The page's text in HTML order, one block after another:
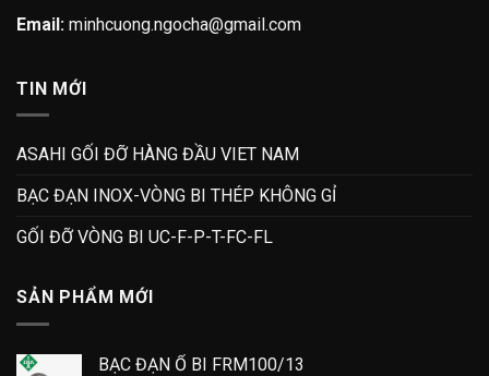
Email: minhcuong.ngocha@gmail.com
TIN MỚI
ASAHI GỐI ĐỠ HÀNG ĐẦU VIET NAM
BẠC ĐẠN INOX-VÒNG BI THÉP KHÔNG GỈ
GỐI ĐỠ VÒNG BI UC-F-P-T-FC-FL
SẢN PHẨM MỚI
BẠC ĐẠN Ổ BI FRM100/13